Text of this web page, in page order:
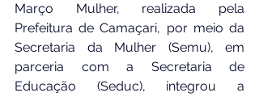
Março Mulher, realizada pela
Prefeitura de Camaçari, por meio da
Secretaria da Mulher (Semu), em
parceria com a Secretaria de
Educação (Seduc), integrou a